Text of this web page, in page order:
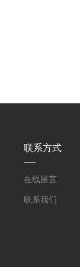
联系方式
在线留言
联系我们